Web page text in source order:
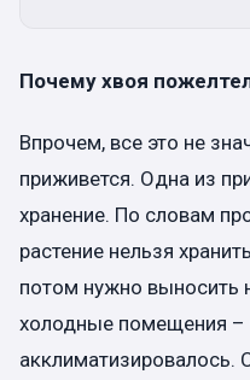
Почему хвоя
Впрочем, все это не
приживется. Одна из
хранение. По словам
растение нельзя
потом нужно выносить
холодные помещения